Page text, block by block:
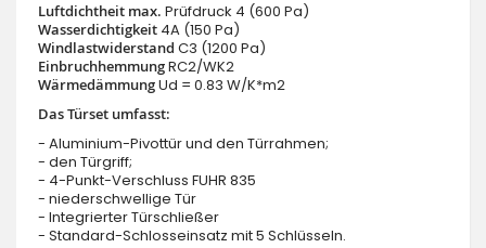
Luftdichtheit max. Prüfdruck 4 (600 Pa)
Wasserdichtigkeit 4A (150 Pa)
Windlastwiderstand C3 (1200 Pa)
EinbruchhemmungRC2/WK2
WärmedämmungUd = 0.83 W/K*m2
Das Türset umfasst:
- Aluminium-Pivottür und den Türrahmen;
- den Türgriff;
- 4-Punkt-Verschluss FUHR 835
- niederschwellige Tür
- Integrierter Türschließer
- Standard-Schlosseinsatz mit 5 Schlüsseln.